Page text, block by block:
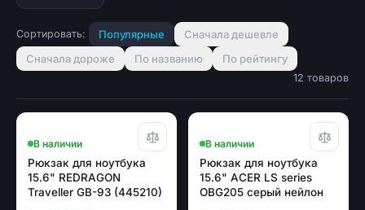
Сортировать: Популярные
Сначала дешевле
Сначала дороже
По названию По рейтингу
12 товаров
В наличии
Рюкзак для ноутбука
15.6" REDRAGON
Traveller GB-93 (445210)
В наличии
Рюкзак для ноутбука
15.6" ACER LS series
OBG205 серый нейлон